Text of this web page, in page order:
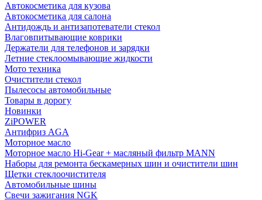
Автокосметика для кузова
Автокосметика для салона
Антидождь и антизапотеватели стекол
Влаговпитывающие коврики
Держатели для телефонов и зарядки
Летние стеклоомывающие жидкости
Мото техника
Очистители стекол
Пылесосы автомобильные
Товары в дорогу
Новинки
ZiPOWER
Антифриз AGA
Моторное масло
Моторное масло Hi-Gear + масляный фильтр MANN
Наборы для ремонта бескамерных шин и очистители шин
Щетки стеклоочистителя
Автомобильные шины
Свечи зажигания NGK